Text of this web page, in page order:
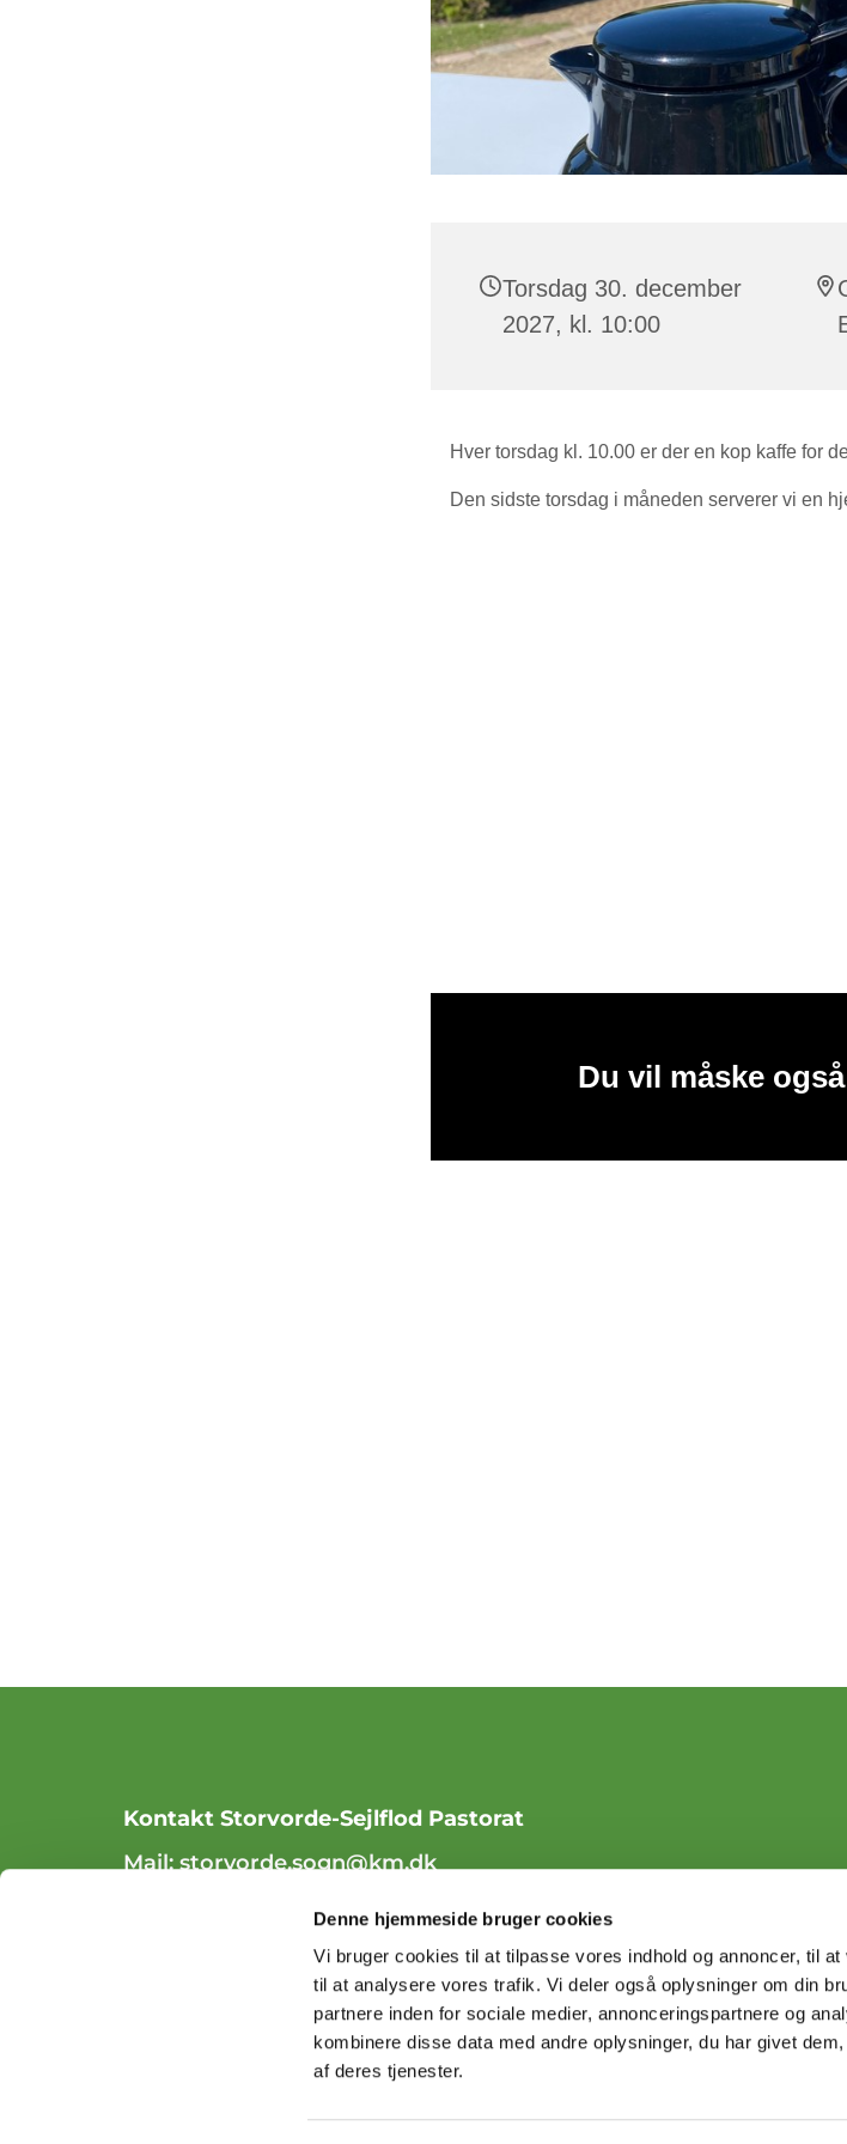
Denne hjemmeside bruger cookies
Vi bruger cookies til at tilpasse vores indhold og annoncer, til
til at analysere vores trafik. Vi deler også oplysninger om din
partnere inden for sociale medier, annonceringspartnere og
kombinere disse data med andre oplysninger, du har givet
af deres tjenester.
Torsdag 30. december
2027, kl. 10:00
Hver torsdag kl. 10.00 er der en kop kaffe for
Den sidste torsdag i måneden serverer vi en
Du vil måske
Kontakt Storvorde-Sejlflod Pastorat
Mail:storvorde.sogn@km.dk